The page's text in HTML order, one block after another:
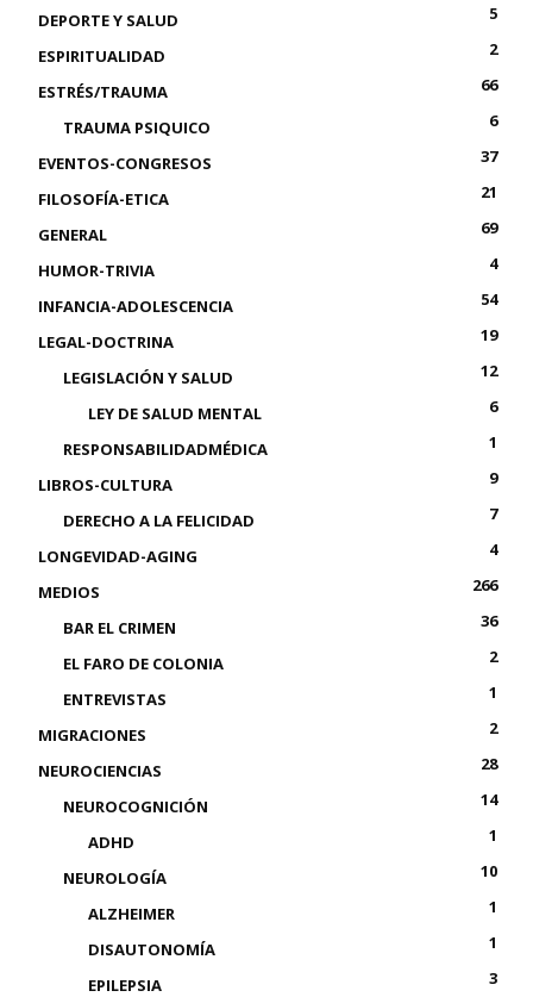
DEPORTE Y SALUD
5
ESPIRITUALIDAD
2
ESTRÉS/TRAUMA
66
TRAUMA PSIQUICO
6
EVENTOS-CONGRESOS
37
FILOSOFÍA-ETICA
21
GENERAL
69
HUMOR-TRIVIA
4
INFANCIA-ADOLESCENCIA
54
LEGAL-DOCTRINA
19
LEGISLACIÓN Y SALUD
12
LEY DE SALUD MENTAL
6
RESPONSABILIDADMÉDICA
1
LIBROS-CULTURA
9
DERECHO A LA FELICIDAD
7
LONGEVIDAD-AGING
4
MEDIOS
266
BAR EL CRIMEN
36
EL FARO DE COLONIA
2
ENTREVISTAS
1
MIGRACIONES
2
NEUROCIENCIAS
28
NEUROCOGNICIÓN
14
ADHD
1
NEUROLOGÍA
10
ALZHEIMER
1
DISAUTONOMÍA
1
EPILEPSIA
3